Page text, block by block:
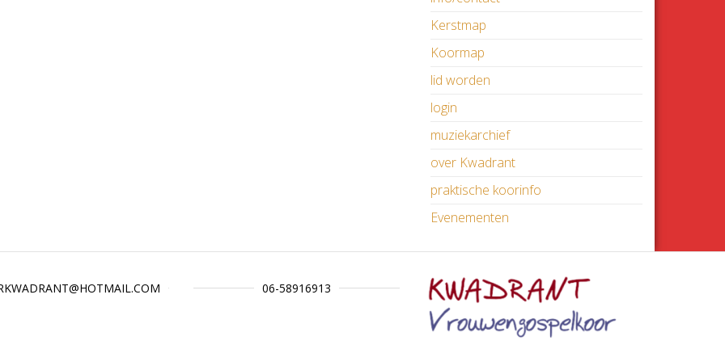
Kerstmap
Koormap
lid worden
login
muziekarchief
over Kwadrant
praktische koorinfo
Evenementen
06-58916913